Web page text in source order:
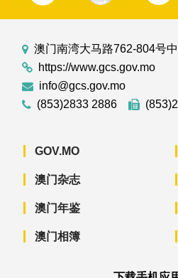
澳门南湾大马路762-804号
https://www.gcs.gov.mo
info@gcs.gov.mo
(853)2833 2886
GOV.MO
澳门杂志
澳门年鉴
澳门相簿